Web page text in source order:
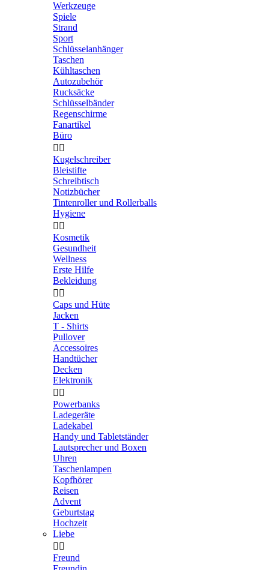
Werkzeuge
Spiele
Strand
Sport
Schlüsselanhänger
Taschen
Kühltaschen
Autozubehör
Rucksäcke
Schlüsselbänder
Regenschirme
Fanartikel
Büro
 
Kugelschreiber
Bleistifte
Schreibtisch
Notizbücher
Tintenroller und Rollerballs
Hygiene
 
Kosmetik
Gesundheit
Wellness
Erste Hilfe
Bekleidung
 
Caps und Hüte
Jacken
T - Shirts
Pullover
Accessoires
Handtücher
Decken
Elektronik
 
Powerbanks
Ladegeräte
Ladekabel
Handy und Tabletständer
Lautsprecher und Boxen
Uhren
Taschenlampen
Kopfhörer
Reisen
Advent
Geburtstag
Hochzeit
Liebe
 
Freund